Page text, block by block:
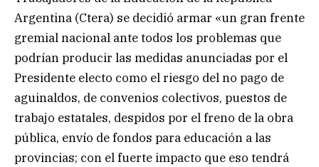
Argentina (Ctera) se decidió armar «un gran frente
gremial nacional ante todos los problemas que
podrían producir las medidas anunciadas por el
Presidente electo como el riesgo del no pago de
aguinaldos, de convenios colectivos, puestos de
trabajo estatales, despidos por el freno de la obra
pública, envío de fondos para educación a las
provincias; con el fuerte impacto que eso tendrá